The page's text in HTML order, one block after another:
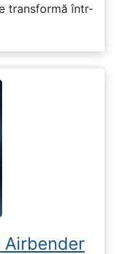
transformă într-
Airbender